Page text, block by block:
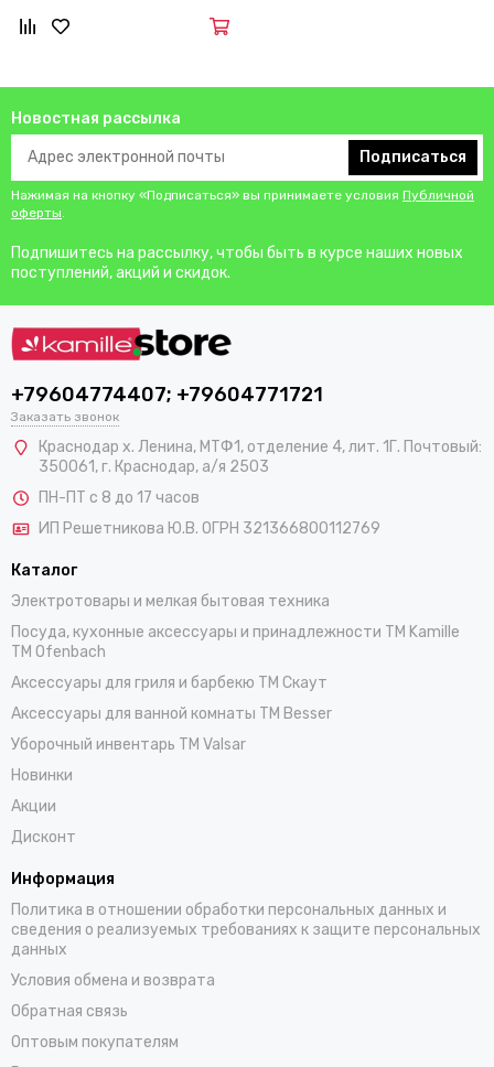
Новостная рассылка
Подписаться
Нажимая на кнопку «Подписаться» вы принимаете условия Публичной
оферты.
Подпишитесь на рассылку, чтобы быть в курсе наших новых
поступлений, акций и скидок.
+79604774407; +79604771721
Заказать звонок
Краснодар х. Ленина, МТФ1, отделение 4, лит. 1Г. Почтовый:
350061, г. Краснодар, а/я 2503
ПН-ПТ с 8 до 17 часов
ИП Решетникова Ю.В. ОГРН 321366800112769
Каталог
Электротовары и мелкая бытовая техника
Посуда, кухонные аксессуары и принадлежности TM Kamille
TM Ofenbach
Аксессуары для гриля и барбекю TM Скаут
Аксессуары для ванной комнаты TM Besser
Уборочный инвентарь TM Valsar
Новинки
Акции
Дисконт
Информация
Политика в отношении обработки персональных данных и
сведения о реализуемых требованиях к защите персональных
данных
Условия обмена и возврата
Обратная связь
Оптовым покупателям